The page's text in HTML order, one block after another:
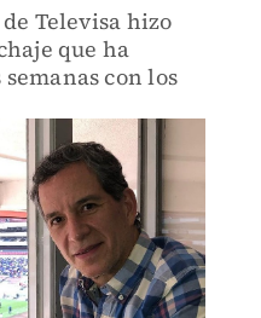
Televisa hizo
que ha
con los